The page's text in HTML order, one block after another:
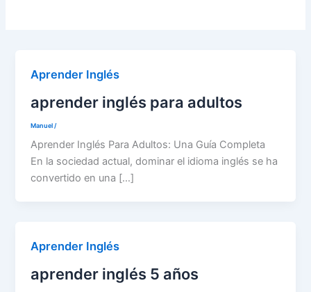
Aprender Inglés
aprender inglés para adultos
Manuel/
Aprender Inglés Para Adultos: Una Guía Completa
En la sociedad actual, dominar el idioma inglés se ha
convertido en una […]
Aprender Inglés
aprender inglés 5 años